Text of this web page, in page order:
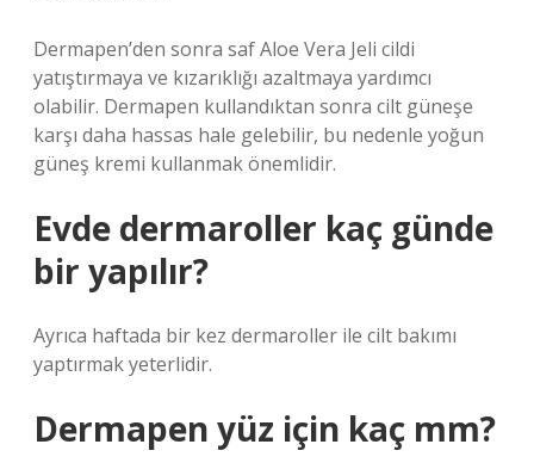
Dermapen’den sonra saf Aloe Vera Jeli cildi
yatıştırmaya ve kızarıklığı azaltmaya yardımcı
olabilir. Dermapen kullandıktan sonra cilt güneşe
karşı daha hassas hale gelebilir, bu nedenle yoğun
güneş kremi kullanmak önemlidir.
Evde dermaroller kaç günde
bir yapılır?
Ayrıca haftada bir kez dermaroller ile cilt bakımı
yaptırmak yeterlidir.
Dermapen yüz için kaç mm?